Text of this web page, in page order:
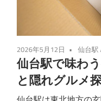
2026年5月12日 仙台駅
仙台駅で味わ
と隠れグルメ